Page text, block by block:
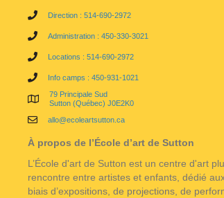
Direction : 514-690-2972
Administration : 450-330-3021
Locations : 514-690-2972
Info camps : 450-931-1021
79 Principale Sud
Sutton (Québec) J0E2K0
allo@ecoleartsutton.ca
À propos de l’École d’art de Sutton
L’École d'art de Sutton est un centre d'art
rencontre entre artistes et enfants, dédié
biais d’expositions, de projections, de